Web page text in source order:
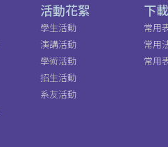
活動花絮
學生活動
演講活動
學術活動
招生活動
系友活動
下
常用
常用
常用